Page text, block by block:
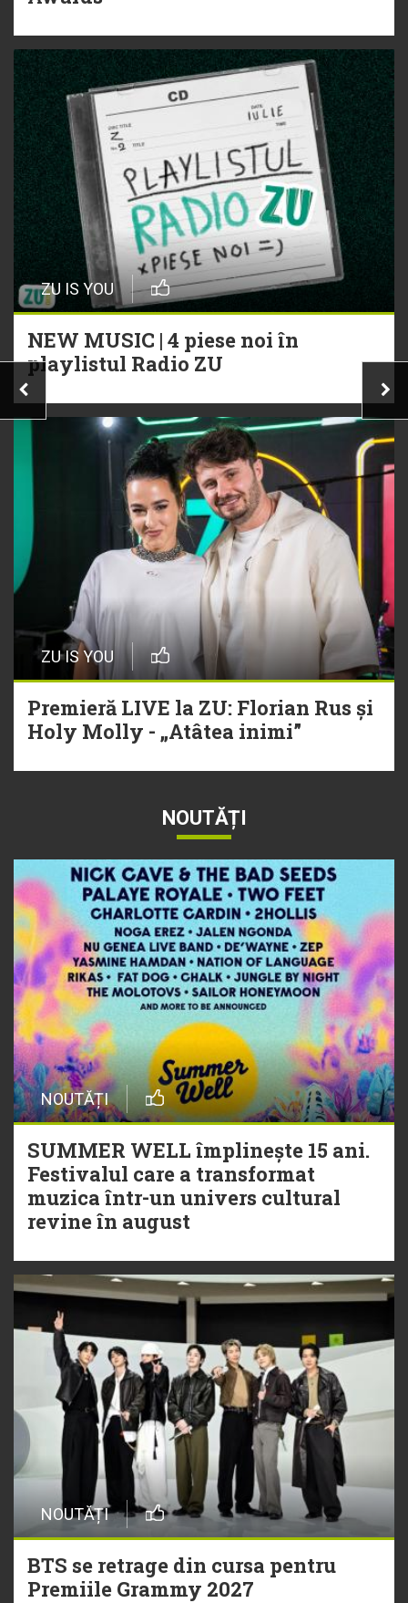
ZU IS YOU
NEW MUSIC | 4 piese noi în
playlistul Radio ZU
ZU IS YOU
Premieră LIVE la ZU: Florian Rus și
Holy Molly - „Atâtea inimi”
NOUTĂȚI
NOUTĂȚI
SUMMER WELL împlinește 15 ani.
Festivalul care a transformat
muzica într-un univers cultural
revine în august
NOUTĂȚI
BTS se retrage din cursa pentru
Premiile Grammy 2027